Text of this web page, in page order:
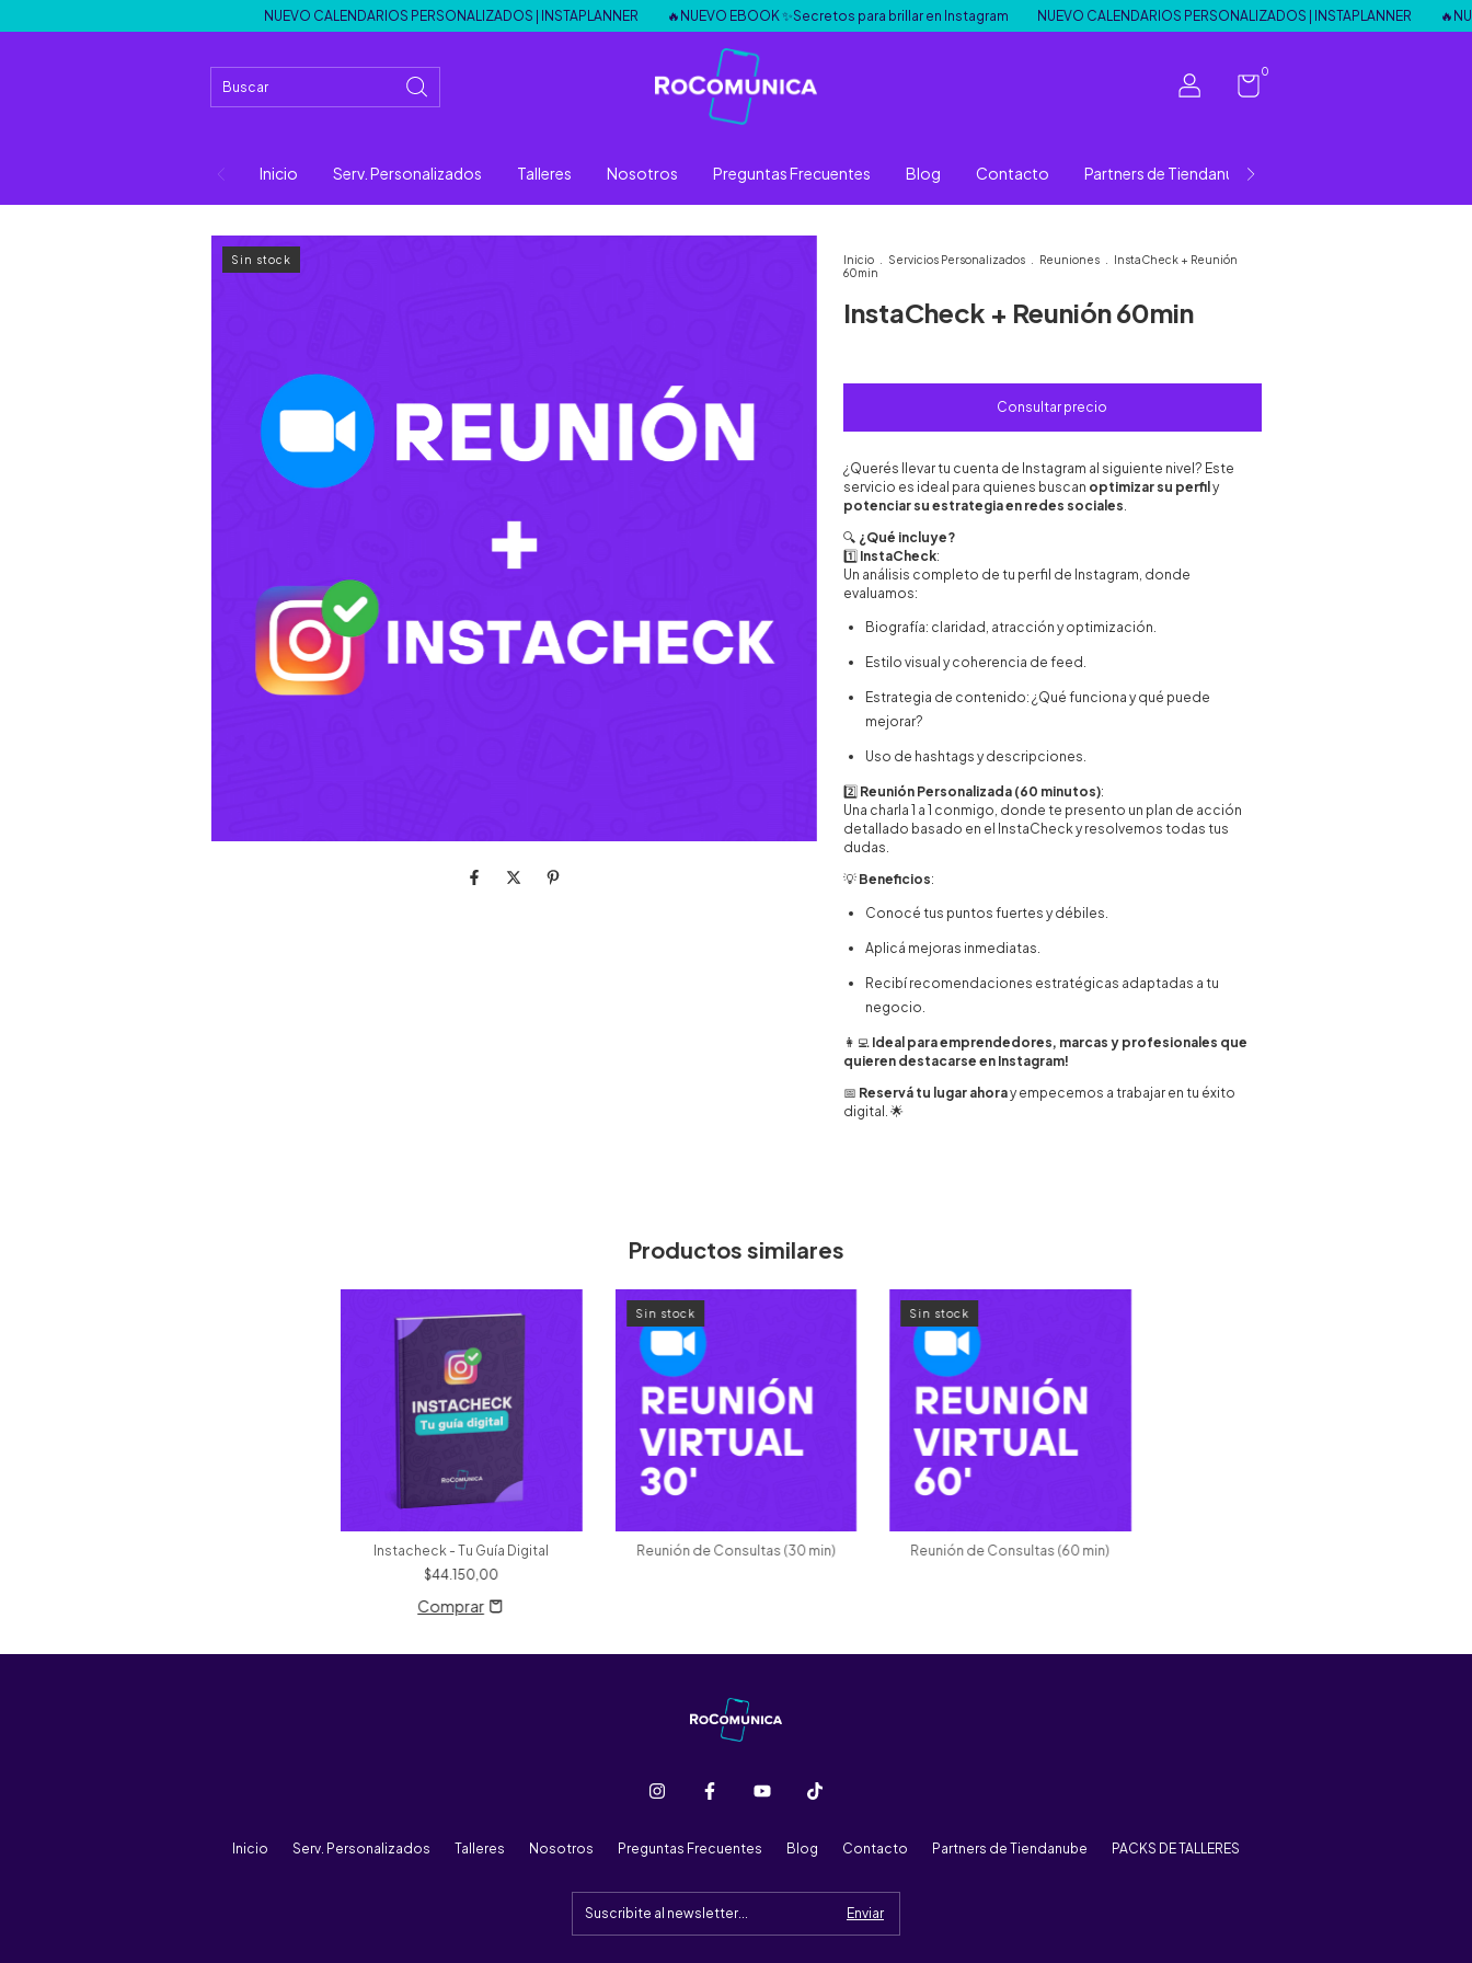
NUEVO CALENDARIOS PERSONALIZADOS | INSTAPLANNER 🔥NUEVO EBOOK ✨Secretos para brillar en Instagram NUEVO CALENDARIOS PERSONALIZADOS | INSTAPLANNER 🔥NUEVO
0
Inicio Serv. Personalizados Talleres Nosotros Preguntas Frecuentes Blog Contacto Partners de Tiendanube
Sin stock Inicio Servicios Personalizados Reuniones
InstaCheck + Reunión
60min
InstaCheck + Reunión 60min
¿Querés llevar tu cuenta de Instagram al siguiente nivel? Este
servicio es ideal para quienes buscan optimizar su perfil y
potenciar su estrategia en redes sociales.
🔍 ¿Qué incluye?
1️⃣ InstaCheck:
Un análisis completo de tu perfil de Instagram, donde
evaluamos:
Biografía: claridad, atracción y optimización.
Estilo visual y coherencia de feed.
Estrategia de contenido: ¿Qué funciona y qué puede
mejorar?
Uso de hashtags y descripciones.
2️⃣ Reunión Personalizada (60 minutos):
Una charla 1 a 1 conmigo, donde te presento un plan de acción
detallado basado en el InstaCheck y resolvemos todas tus
dudas.
💡 Beneficios:
Conocé tus puntos fuertes y débiles.
Aplicá mejoras inmediatas.
Recibí recomendaciones estratégicas adaptadas a tu
negocio.
👩‍💻 Ideal para emprendedores, marcas y profesionales que
quieren destacarse en Instagram!
📅 Reservá tu lugar ahoray empecemos a trabajar en tu éxito
digital. 🌟
Productos similares
Instacheck - Tu Guía Digital
$44.150,00
Sin stock
Reunión de Consultas (30 min)
Sin stock
Reunión de Consultas (60 min)
Inicio Serv. Personalizados Talleres Nosotros Preguntas Frecuentes Blog Contacto Partners de Tiendanube PACKS DE TALLERES